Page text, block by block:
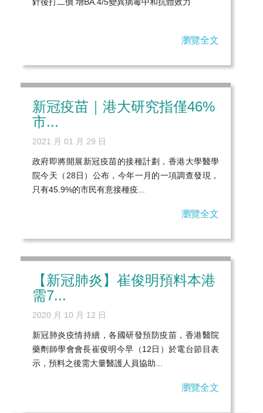
瀏覽全文
新冠疫苗｜港大研究指僅46%
市...
2021 月 01 月 29 日
政府即將開展新冠疫苗的接種計劃，香港大學醫學
院今天（28日）公布，今年一月的一項調查發現，
只有45.9%的市民有意接種疫...
瀏覽全文
【新冠肺炎】崔俊明預料本港
需7...
2020 月 10 月 12 日
新冠肺炎疫情持續，各國研發預防疫苗，香港醫院
藥劑師學會會長崔俊明今早（12日）於電台節目表
示，預料之後需大量醫護人員協助...
瀏覽全文